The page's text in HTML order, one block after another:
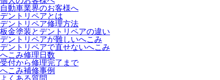
自動車業界のお客様へ
デントリペアとは
デントリペア修理方法
板金塗装とデントリペアの違い
デントリペアが難しいへこみ
デントリペアで直せないへこみ
へこみ修理日数
受付から修理完了まで
へこみ補修事例